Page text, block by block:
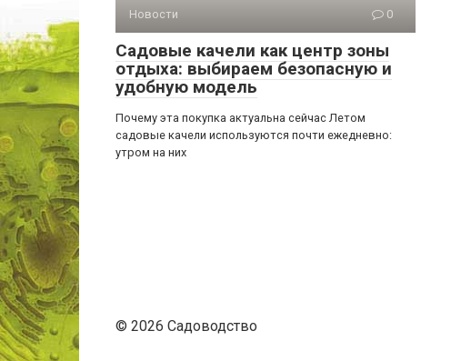
Новости 0
Садовые качели как центр зоны
отдыха: выбираем безопасную и
удобную модель
Почему эта покупка актуальна сейчас Летом
садовые качели используются почти ежедневно:
утром на них
© 2026 Садоводство